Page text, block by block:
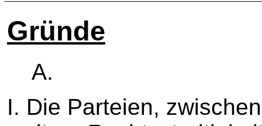
Gründe
A.
I. Die Parteien,